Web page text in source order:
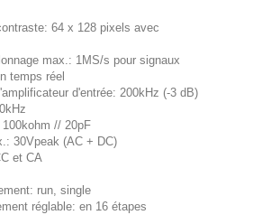
64 x 128 pixels avec
max.: 1MS/s pour signaux
temps réel
d'entrée: 200kHz (-3 dB)
// 20pF
30Vpeak (AC + DC)
et CA
run, single
réglable: en 16 étapes